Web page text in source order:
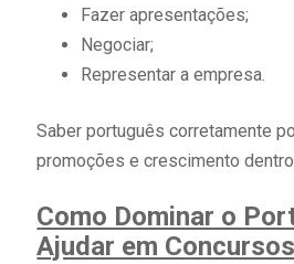
Fazer apresentações;
Negociar;
Representar a empresa.
Saber português corretamente
promoções e crescimento
Como Dominar o
Ajudar em